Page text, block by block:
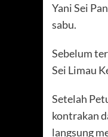
Yani Sei
sabu.
Sebelum
Sei Limau
Setelah
kontrakan
langsung